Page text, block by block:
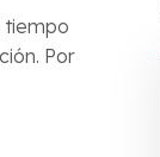
tiempo
Por